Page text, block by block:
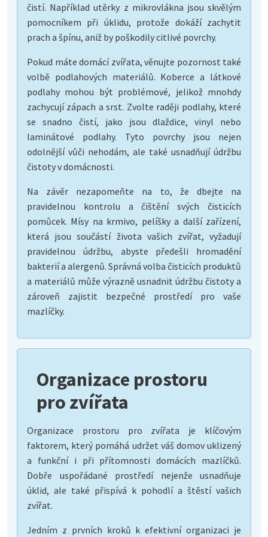
čistí. Například utěrky z mikrovlákna jsou skvělým
pomocníkem při úklidu, protože dokáží zachytit
prach a špínu, aniž by poškodily citlivé povrchy.
Pokud máte domácí zvířata, věnujte pozornost také
volbě podlahových materiálů. Koberce a látkové
podlahy mohou být problémové, jelikož mnohdy
zachycují zápach a srst. Zvolte raději podlahy, které
se snadno čistí, jako jsou dlaždice, vinyl nebo
laminátové podlahy. Tyto povrchy jsou nejen
odolnější vůči nehodám, ale také usnadňují údržbu
čistoty v domácnosti.
Na závěr nezapomeňte na to, že dbejte na
pravidelnou kontrolu a čištění svých čisticích
pomůcek. Mísy na krmivo, pelíšky a další zařízení,
která jsou součástí života vašich zvířat, vyžadují
pravidelnou údržbu, abyste předešli hromadění
bakterií a alergenů. Správná volba čisticích produktů
a materiálů může výrazně usnadnit údržbu čistoty a
zároveň zajistit bezpečné prostředí pro vaše
mazlíčky.
Organizace prostoru
pro zvířata
Organizace prostoru pro zvířata je klíčovým
faktorem, který pomáhá udržet váš domov uklizený
a funkční i při přítomnosti domácích mazlíčků.
Dobře uspořádané prostředí nejenže usnadňuje
úklid, ale také přispívá k pohodlí a štěstí vašich
zvířat.
Jedním z prvních kroků k efektivní organizaci je